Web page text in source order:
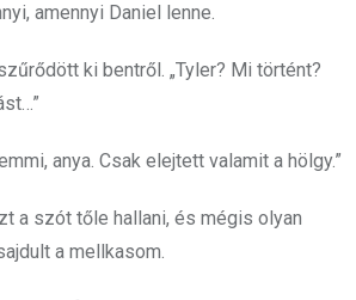
amennyi Daniel lenne.
ki bentről. „Tyler? Mi történt?
anya. Csak elejtett valamit a hölgy.”
a szót tőle hallani, és mégis olyan
a mellkasom.